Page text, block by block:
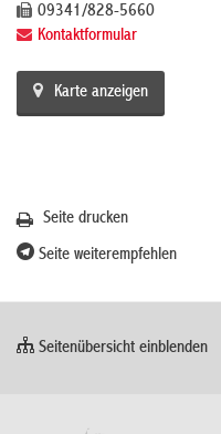
09341/828-5660
Kontaktformular
Karte anzeigen
Seite drucken
Seite weiterempfehlen
Seitenübersicht einblenden